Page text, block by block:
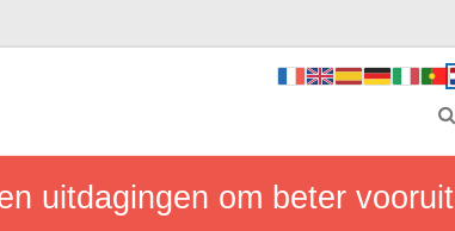
uitdagingen om beter vooruit